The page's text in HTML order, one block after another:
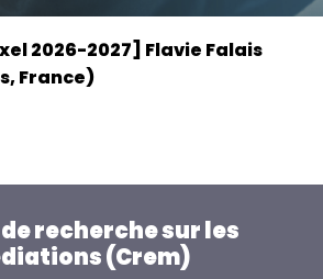
2026-2027] Flavie Falais
France)
recherche sur les
(Crem)